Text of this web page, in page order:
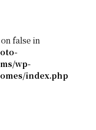
false in
wp-
index.php